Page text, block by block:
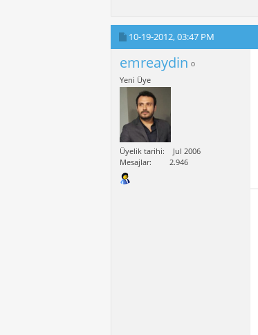
10-19-2012,03:47 PM
emreaydin
Yeni Üye
Üyelik tarihi
Jul 2006
Mesajlar
2.946